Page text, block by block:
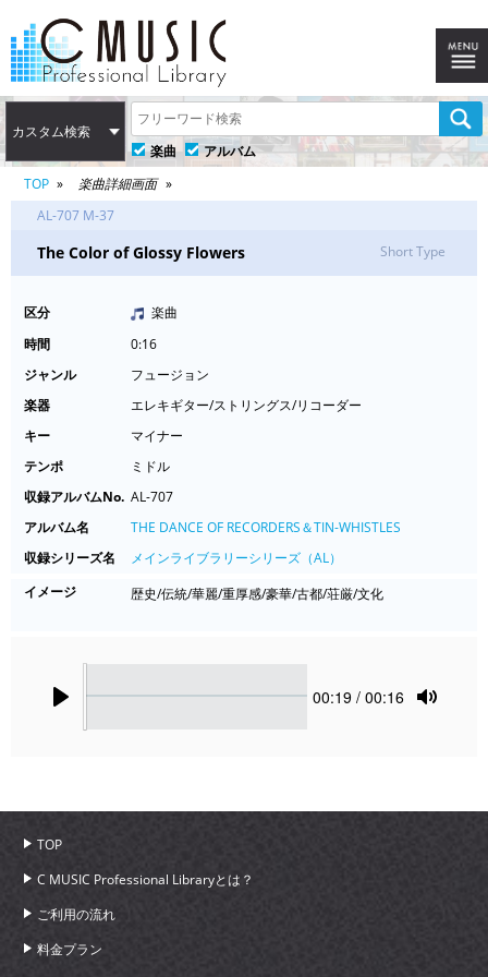
カスタム検索
楽曲
アルバム
TOP
楽曲詳細画面
AL-707 M-37
The Color of Glossy Flowers Short Type
区分
楽曲
時間
0:16
ジャンル
フュージョン
楽器
エレキギター/ストリングス/リコーダー
キー
マイナー
テンポ
ミドル
収録アルバムNo. AL-707
アルバム名
THE DANCE OF RECORDERS＆TIN-WHISTLES
収録シリーズ名
メインライブラリーシリーズ（AL）
イメージ
歴史/伝統/華麗/重厚感/豪華/古都/荘厳/文化
Current
00:19 / 00:16
TOP
C MUSIC Professional Libraryとは？
ご利用の流れ
料金プラン